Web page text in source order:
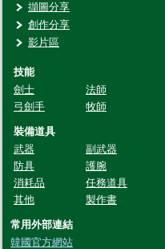
擷圖分享
創作分享
影片區
技能
劍士
法師
弓劍手
牧師
裝備道具
武器
副武器
防具
護腕
消耗品
任務道具
其他
製作書
常用外部連結
韓國官方網站